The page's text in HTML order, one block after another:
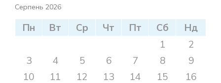
Серпень 2026
Пн Вт Ср Чт Пт Сб
Нд
1
2
3
4 5 6 7 8
9
10
11 12 13 14 15
16